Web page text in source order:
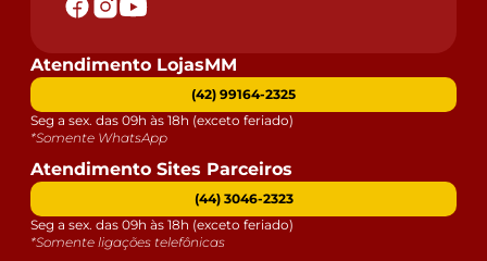
Atendimento LojasMM
(42) 99164-2325
Seg a sex. das 09h às 18h (exceto feriado)
*Somente WhatsApp
Atendimento Sites Parceiros
(44) 3046-2323
Seg a sex. das 09h às 18h (exceto feriado)
*Somente ligações telefônicas